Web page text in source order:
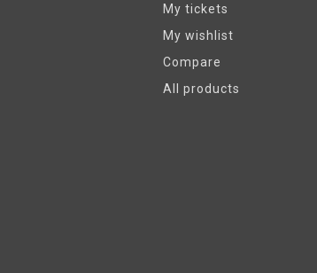
My tickets
My wishlist
Compare
All products